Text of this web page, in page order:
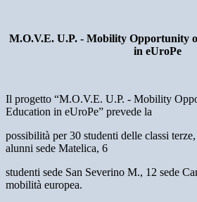
M.O.V.E. U.P. - Mobility Opportunity
in eUroPe
Il progetto “M.O.V.E. U.P. - Mobility
Education in eUroPe” prevede la
possibilità per 30 studenti delle classi
alunni sede Matelica, 6
studenti sede San Severino M., 12 sede
mobilità europea.